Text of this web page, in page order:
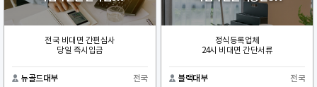
전국 비대면 간편심사
당일 즉시입금
뉴골드대부 전국
정식등록업체
24시 비대면 간단서류
블랙대부 전국